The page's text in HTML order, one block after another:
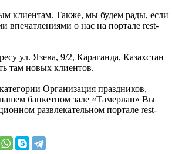
клиентам. Также, мы будем рады, если
впечатлениями о нас на портале rest-
ул. Язева, 9/2, Караганда, Казахстан
там новых клиентов.
Организация праздников,
банкетном зале «Тамерлан» Вы
развлекательном портале rest-